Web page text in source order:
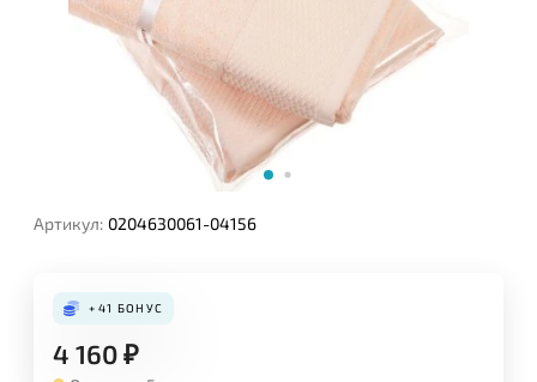
Артикул: 0204630061-04156
+41 БОНУС
4 160₽